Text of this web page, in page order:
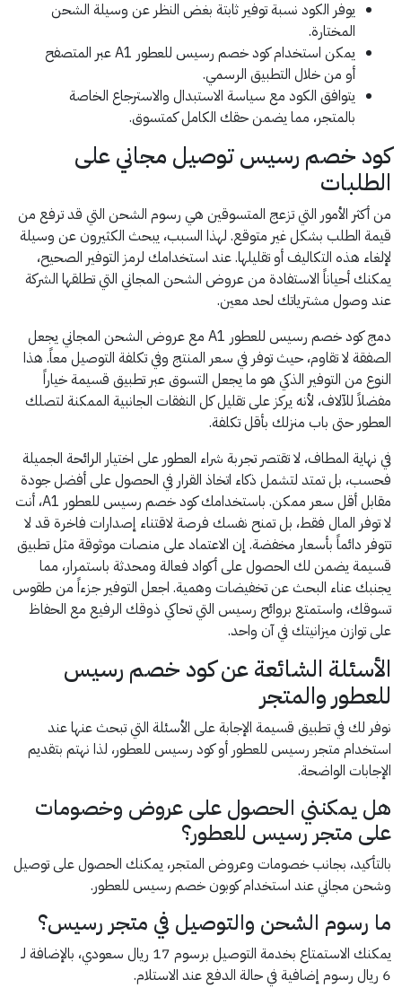
يوفر الكود نسبة توفير ثابتة بغض النظر عن وسيلة الشحن
المختارة.
يمكن استخدام كود خصم رسيس للعطور A1 عبر المتصفح
أو من خلال التطبيق الرسمي.
يتوافق الكود مع سياسة الاستبدال والاسترجاع الخاصة
بالمتجر، مما يضمن حقك الكامل كمتسوق.
كود خصم رسيس توصيل مجاني على
الطلبات
من أكثر الأمور التي تزعج المتسوقين هي رسوم الشحن التي قد ترفع من
قيمة الطلب بشكل غير متوقع. لهذا السبب، يبحث الكثيرون عن وسيلة
لإلغاء هذه التكاليف أو تقليلها. عند استخدامك لرمز التوفير الصحيح،
يمكنك أحياناً الاستفادة من عروض الشحن المجاني التي تطلقها الشركة
عند وصول مشترياتك لحد معين.
دمج كود خصم رسيس للعطور A1 مع عروض الشحن المجاني يجعل
الصفقة لا تقاوم، حيث توفر في سعر المنتج وفي تكلفة التوصيل معاً. هذا
النوع من التوفير الذكي هو ما يجعل التسوق عبر تطبيق قسيمة خياراً
مفضلاً للآلاف، لأنه يركز على تقليل كل النفقات الجانبية الممكنة لتصلك
العطور حتى باب منزلك بأقل تكلفة.
في نهاية المطاف، لا تقتصر تجربة شراء العطور على اختيار الرائحة الجميلة
فحسب، بل تمتد لتشمل ذكاء اتخاذ القرار في الحصول على أفضل جودة
مقابل أقل سعر ممكن. باستخدامك كود خصم رسيس للعطور A1، أنت
لا توفر المال فقط، بل تمنح نفسك فرصة لاقتناء إصدارات فاخرة قد لا
تتوفر دائماً بأسعار مخفضة. إن الاعتماد على منصات موثوقة مثل تطبيق
قسيمة يضمن لك الحصول على أكواد فعالة ومحدثة باستمرار، مما
يجنبك عناء البحث عن تخفيضات وهمية. اجعل التوفير جزءاً من طقوس
تسوقك، واستمتع بروائح رسيس التي تحاكي ذوقك الرفيع مع الحفاظ
على توازن ميزانيتك في آن واحد.
الأسئلة الشائعة عن كود خصم رسيس
للعطور والمتجر
نوفر لك في تطبيق قسيمة الإجابة على الأسئلة التي تبحث عنها عند
استخدام متجر رسيس للعطور أو كود رسيس للعطور، لذا نهتم بتقديم
الإجابات الواضحة.
هل يمكنني الحصول على عروض وخصومات
على متجر رسيس للعطور؟
بالتأكيد، بجانب خصومات وعروض المتجر، يمكنك الحصول على توصيل
وشحن مجاني عند استخدام كوبون خصم رسيس للعطور.
ما رسوم الشحن والتوصيل في متجر رسيس؟
يمكنك الاستمتاع بخدمة التوصيل برسوم 17 ريال سعودي، بالإضافة لـ
6 ريال رسوم إضافية في حالة الدفع عند الاستلام.